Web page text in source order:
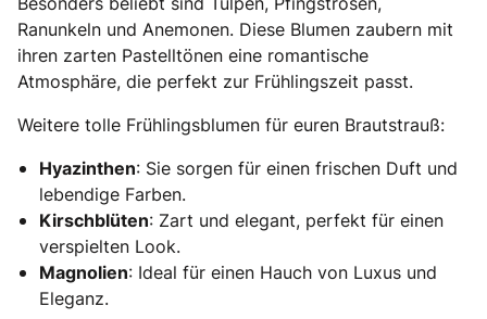
Ranunkeln und Anemonen. Diese Blumen zaubern mit
ihren zarten Pastelltönen eine romantische
Atmosphäre, die perfekt zur Frühlingszeit passt.
Weitere tolle Frühlingsblumen für euren Brautstrauß:
Hyazinthen: Sie sorgen für einen frischen Duft und
lebendige Farben.
Kirschblüten: Zart und elegant, perfekt für einen
verspielten Look.
Magnolien: Ideal für einen Hauch von Luxus und
Eleganz.